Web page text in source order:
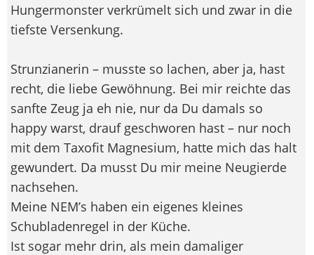
Hungermonster verkrümelt sich und zwar in die
tiefste Versenkung.
Strunzianerin – musste so lachen, aber ja, hast
recht, die liebe Gewöhnung. Bei mir reichte das
sanfte Zeug ja eh nie, nur da Du damals so
happy warst, drauf geschworen hast – nur noch
mit dem Taxofit Magnesium, hatte mich das halt
gewundert. Da musst Du mir meine Neugierde
nachsehen.
Meine NEM’s haben ein eigenes kleines
Schubladenregel in der Küche.
Ist sogar mehr drin, als mein damaliger